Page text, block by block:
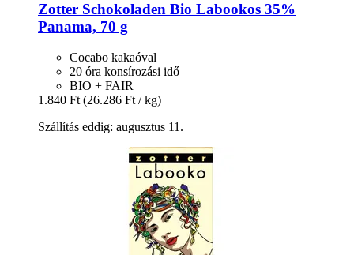
Zotter Schokoladen Bio Labookos 35%
Panama, 70 g
Cocabo kakaóval
20 óra konsírozási idő
BIO + FAIR
1.840 Ft (26.286 Ft / kg)
Szállítás eddig: augusztus 11.